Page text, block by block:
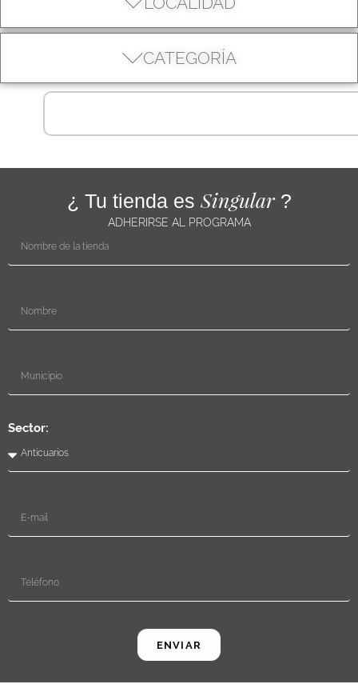
CATEGORÍA
¿ Tu tienda es Singular?
ADHERIRSE AL PROGRAMA
Sector:
ENVIAR